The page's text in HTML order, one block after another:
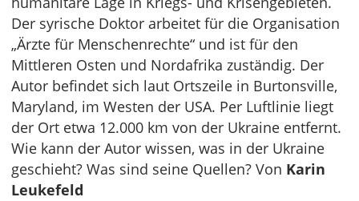
Der syrische Doktor arbeitet für die Organisation
„Ärzte für Menschenrechte“ und ist für den
Mittleren Osten und Nordafrika zuständig. Der
Autor befindet sich laut Ortszeile in Burtonsville,
Maryland, im Westen der USA. Per Luftlinie liegt
der Ort etwa 12.000 km von der Ukraine entfernt.
Wie kann der Autor wissen, was in der Ukraine
geschieht? Was sind seine Quellen? Von Karin
Leukefeld